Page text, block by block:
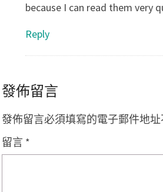
because I can read them very
Reply
發佈留言
發佈留言必須填寫的電子郵件地
留言 *